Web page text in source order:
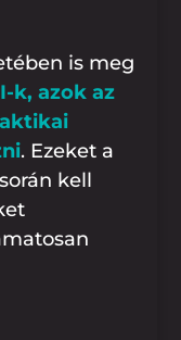
is meg
k, azok az
. Ezeket a
kell